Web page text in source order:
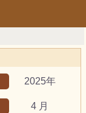
2025年
4 月